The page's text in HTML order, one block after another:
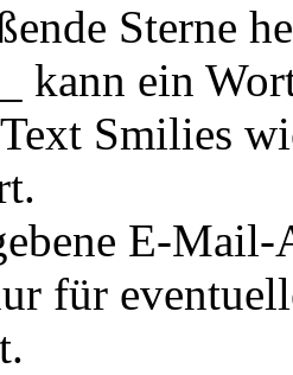
Sterne
kann ein
Smilies
E-
für